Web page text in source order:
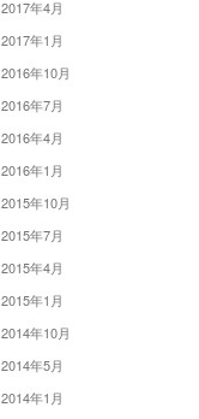
2017年4月
2017年1月
2016年10月
2016年7月
2016年4月
2016年1月
2015年10月
2015年7月
2015年4月
2015年1月
2014年10月
2014年5月
2014年1月